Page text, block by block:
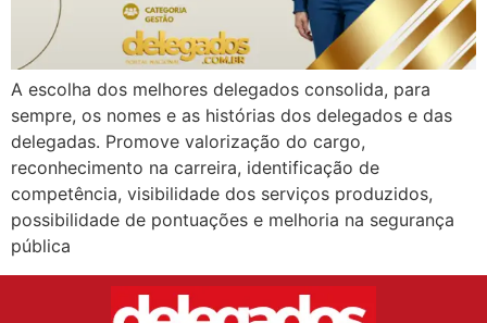
A escolha dos melhores delegados consolida, para
sempre, os nomes e as histórias dos delegados e das
delegadas. Promove valorização do cargo,
reconhecimento na carreira, identificação de
competência, visibilidade dos serviços produzidos,
possibilidade de pontuações e melhoria na segurança
pública